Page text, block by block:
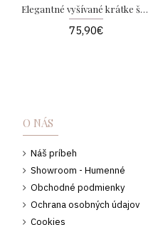
Elegantné vyšívané krátke šaty s kvetmi Tiffany AB 258
75,90€
O NÁS
Náš príbeh
Showroom - Humenné
Obchodné podmienky
Ochrana osobných údajov
Cookies